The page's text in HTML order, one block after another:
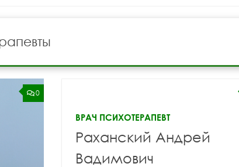
0
ВРАЧ ПСИХОТЕРАПЕВТ
Раханский Андрей
Вадимович